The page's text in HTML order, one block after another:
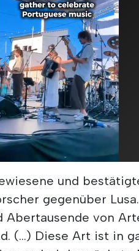
und
gegenüber
Abertausende von
(...) Diese Art ist in